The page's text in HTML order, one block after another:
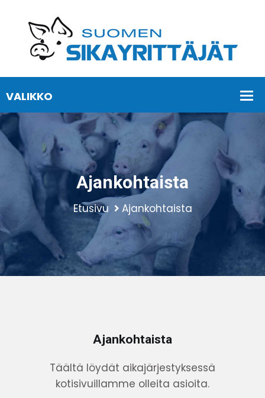
Ajankohtaista
Etusivu Ajankohtaista
Ajankohtaista
Täältä löydät aikajärjestyksessä
kotisivuillamme olleita asioita.